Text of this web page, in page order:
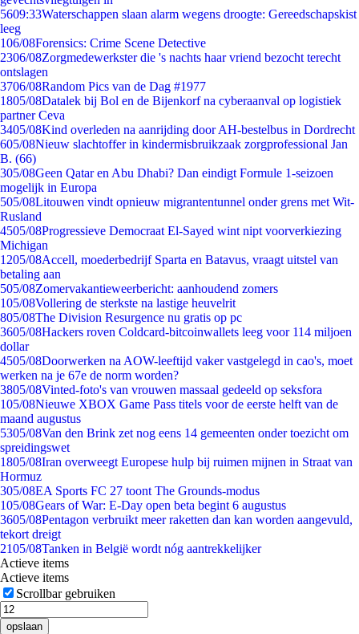
5609:33Waterschappen slaan alarm wegens droogte: Gereedschapskist
leeg
106/08Forensics: Crime Scene Detective
2306/08Zorgmedewerkster die 's nachts haar vriend bezocht terecht
ontslagen
3706/08Random Pics van de Dag #1977
1805/08Datalek bij Bol en de Bijenkorf na cyberaanval op logistiek
partner Ceva
3405/08Kind overleden na aanrijding door AH-bestelbus in Dordrecht
605/08Nieuw slachtoffer in kindermisbruikzaak zorgprofessional Jan
B. (66)
305/08Geen Qatar en Abu Dhabi? Dan eindigt Formule 1-seizoen
mogelijk in Europa
505/08Litouwen vindt opnieuw migrantentunnel onder grens met Wit-
Rusland
4505/08Progressieve Democraat El-Sayed wint nipt voorverkiezing
Michigan
1205/08Accell, moederbedrijf Sparta en Batavus, vraagt uitstel van
betaling aan
505/08Zomervakantieweerbericht: aanhoudend zomers
105/08Vollering de sterkste na lastige heuvelrit
805/08The Division Resurgence nu gratis op pc
3605/08Hackers roven Coldcard-bitcoinwallets leeg voor 114 miljoen
dollar
4505/08Doorwerken na AOW-leeftijd vaker vastgelegd in cao's, moet
werken na je 67e de norm worden?
3805/08Vinted-foto's van vrouwen massaal gedeeld op seksfora
105/08Nieuwe XBOX Game Pass titels voor de eerste helft van de
maand augustus
5305/08Van den Brink zet nog eens 14 gemeenten onder toezicht om
spreidingswet
1805/08Iran overweegt Europese hulp bij ruimen mijnen in Straat van
Hormuz
305/08EA Sports FC 27 toont The Grounds-modus
105/08Gears of War: E-Day open beta begint 6 augustus
3605/08Pentagon verbruikt meer raketten dan kan worden aangevuld,
tekort dreigt
2105/08Tanken in België wordt nóg aantrekkelijker
Actieve items
Actieve items
Scrollbar gebruiken
opslaan